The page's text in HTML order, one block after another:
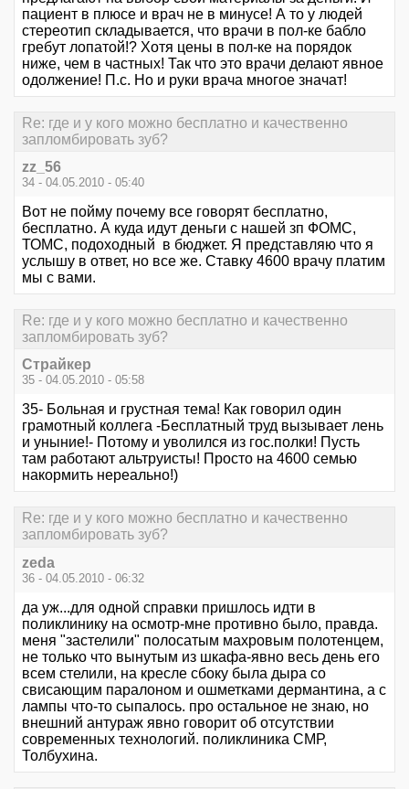
пациент в плюсе и врач не в минусе! А то у людей
стереотип складывается, что врачи в пол-ке бабло
гребут лопатой!? Хотя цены в пол-ке на порядок
ниже, чем в частных! Так что это врачи делают явное
одолжение! П.с. Но и руки врача многое значат!
Re: где и у кого можно бесплатно и качественно
запломбировать зуб?
zz_56
34 - 04.05.2010 - 05:40
Вот не пойму почему все говорят бесплатно,
бесплатно. А куда идут деньги с нашей зп ФОМС,
ТОМС, подоходный в бюджет. Я представляю что я
услышу в ответ, но все же. Ставку 4600 врачу платим
мы с вами.
Re: где и у кого можно бесплатно и качественно
запломбировать зуб?
Страйкер
35 - 04.05.2010 - 05:58
35- Больная и грустная тема! Как говорил один
грамотный коллега -Бесплатный труд вызывает лень
и уныние!- Потому и уволился из гос.полки! Пусть
там работают альтруисты! Просто на 4600 семью
накормить нереально!)
Re: где и у кого можно бесплатно и качественно
запломбировать зуб?
zeda
36 - 04.05.2010 - 06:32
да уж...для одной справки пришлось идти в
поликлинику на осмотр-мне противно было, правда.
меня "застелили" полосатым махровым полотенцем,
не только что вынутым из шкафа-явно весь день его
всем стелили, на кресле сбоку была дыра со
свисающим паралоном и ошметками дермантина, а с
лампы что-то сыпалось. про остальное не знаю, но
внешний антураж явно говорит об отсутствии
современных технологий. поликлиника СМР,
Толбухина.